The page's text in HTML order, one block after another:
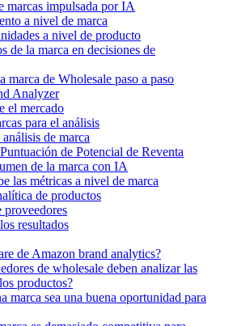
marcas impulsada por IA
a nivel de marca
a nivel de producto
de la marca en decisiones de
marca de Wholesale paso a paso
Analyzer
el mercado
para el análisis
de marca
de Potencial de Reventa
de la marca con IA
las métricas a nivel de marca
de productos
proveedores
resultados
de Amazon brand analytics?
de wholesale deben analizar las
productos?
marca sea una buena oportunidad para